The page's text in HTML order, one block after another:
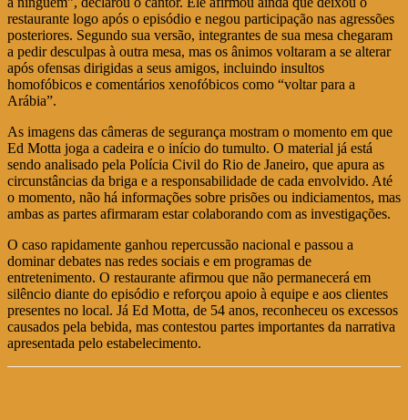
restaurante logo após o episódio e negou participação nas agressões
posteriores. Segundo sua versão, integrantes de sua mesa chegaram
a pedir desculpas à outra mesa, mas os ânimos voltaram a se alterar
após ofensas dirigidas a seus amigos, incluindo insultos
homofóbicos e comentários xenofóbicos como “voltar para a
Arábia”.
As imagens das câmeras de segurança mostram o momento em que
Ed Motta joga a cadeira e o início do tumulto. O material já está
sendo analisado pela Polícia Civil do Rio de Janeiro, que apura as
circunstâncias da briga e a responsabilidade de cada envolvido. Até
o momento, não há informações sobre prisões ou indiciamentos, mas
ambas as partes afirmaram estar colaborando com as investigações.
O caso rapidamente ganhou repercussão nacional e passou a
dominar debates nas redes sociais e em programas de
entretenimento. O restaurante afirmou que não permanecerá em
silêncio diante do episódio e reforçou apoio à equipe e aos clientes
presentes no local. Já Ed Motta, de 54 anos, reconheceu os excessos
causados pela bebida, mas contestou partes importantes da narrativa
apresentada pelo estabelecimento.